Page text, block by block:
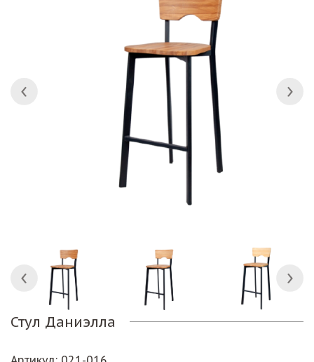
Стул Даниэлла